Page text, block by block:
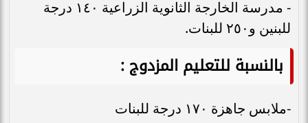
- مدرسة الخارجة الثانوية الزراعية ١٤٠ درجة
للبنين و٢٥٠ للبنات.
بالنسبة للتعليم المزدوج:
-ملابس جاهزة ١٧٠ درجة للبنات